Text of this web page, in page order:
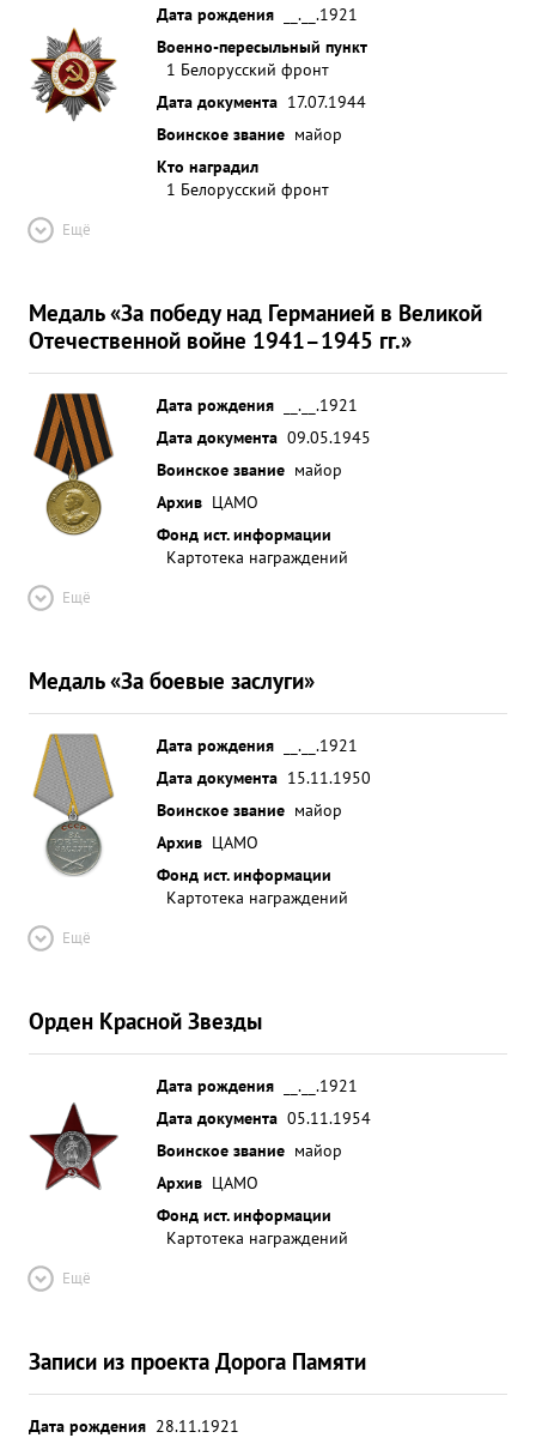
Дата рождения
__.__.1921
Военно-пересыльный пункт
1 Белорусский фронт
Дата документа 17.07.1944
Воинское звание майор
Кто наградил
1 Белорусский фронт
Ещё
Медаль «За победу над Германией в Великой
Отечественной войне 1941–1945 гг.»
Дата рождения
__.__.1921
Дата документа 09.05.1945
Воинское звание майор
Архив ЦАМО
Фонд ист. информации
Картотека награждений
Ещё
Медаль «За боевые заслуги»
Дата рождения
__.__.1921
Дата документа 15.11.1950
Воинское звание майор
Архив ЦАМО
Фонд ист. информации
Картотека награждений
Ещё
Орден Красной Звезды
Дата рождения
__.__.1921
Дата документа 05.11.1954
Воинское звание майор
Архив ЦАМО
Фонд ист. информации
Картотека награждений
Ещё
Записи из проекта Дорога Памяти
Дата рождения 28.11.1921